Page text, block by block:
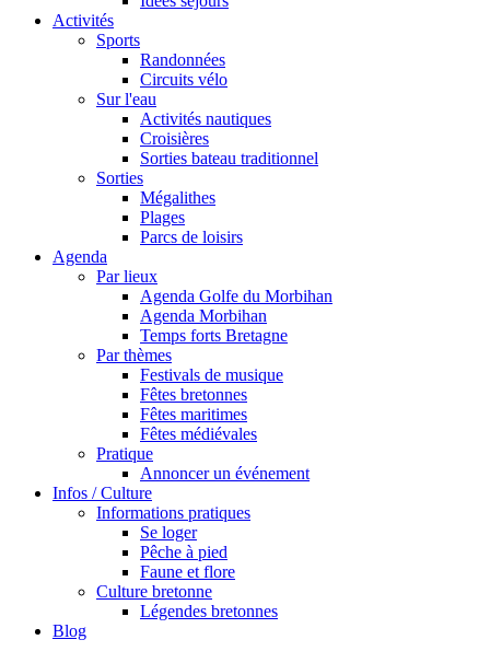
Activités
Sports
Randonnées
Circuits vélo
Sur l'eau
Activités nautiques
Croisières
Sorties bateau traditionnel
Sorties
Mégalithes
Plages
Parcs de loisirs
Agenda
Par lieux
Agenda Golfe du Morbihan
Agenda Morbihan
Temps forts Bretagne
Par thèmes
Festivals de musique
Fêtes bretonnes
Fêtes maritimes
Fêtes médiévales
Pratique
Annoncer un événement
Infos / Culture
Informations pratiques
Se loger
Pêche à pied
Faune et flore
Culture bretonne
Légendes bretonnes
Blog